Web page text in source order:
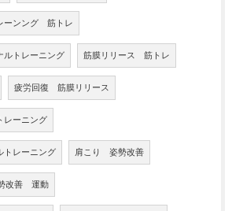
ーンング 筋トレ
トレーニング 筋膜リリース 筋トレ
疲労回復 筋膜リリース
ーニング
レーニング 肩こり 姿勢改善
改善 運動